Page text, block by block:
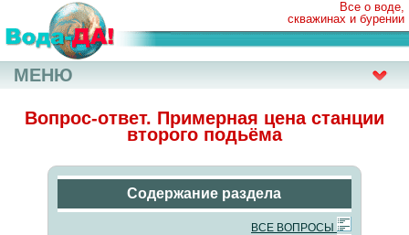
Все о воде,
скважинах и бурении
Вопрос-ответ. Примерная цена станции
второго подьёма
Содержание раздела
ВСЕ ВОПРОСЫ
МЕНЮ